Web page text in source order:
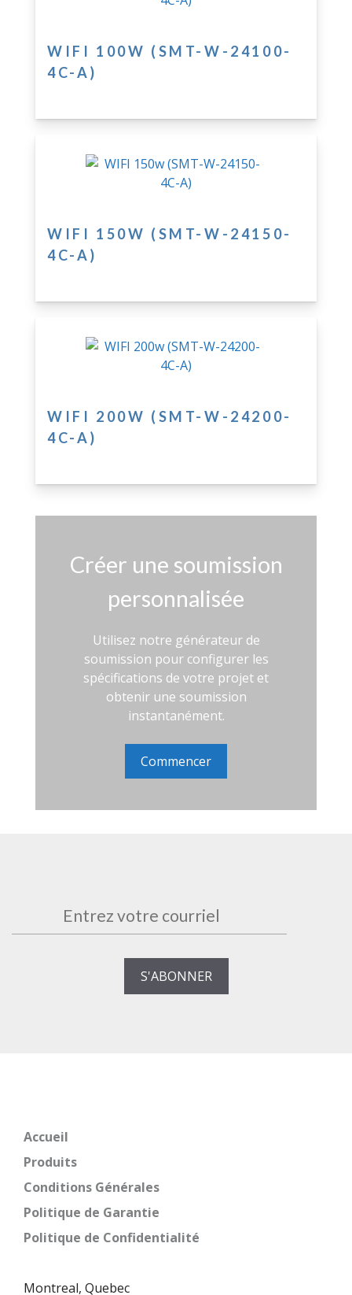
WIFI 100W (SMT-W-24100-
4C-A)
WIFI 150W (SMT-W-24150-
4C-A)
WIFI 200W (SMT-W-24200-
4C-A)
Créer une soumission
personnalisée
Utilisez notre générateur de
soumission pour configurer les
spécifications de votre projet et
obtenir une soumission
instantanément.
Commencer
Accueil
Produits
Conditions Générales
Politique de Garantie
Politique de Confidentialité
Montreal, Quebec